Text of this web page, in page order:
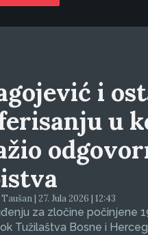
i
u
| 27. Jula 2026 | 12:43
za zločine počinjene
Tužilaštva Bosne i